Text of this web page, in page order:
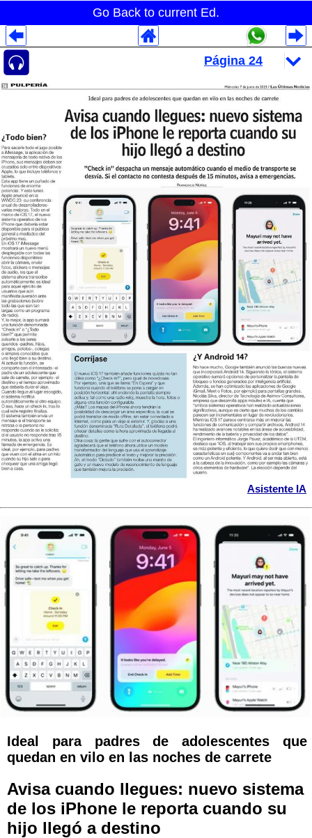
Go Back to current Ed.
Asistente IA
Ideal para padres de adolescentes que
quedan en vilo en las noches de carrete
Avisa cuando llegues: nuevo sistema
de los iPhone le reporta cuando su
hijo llegó a destino
Despliegues Analytics
Despliegues Totales
Despliegues por Rubros